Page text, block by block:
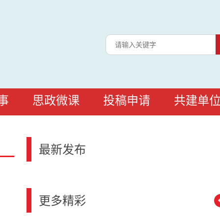
思政微课 投稿申请 共建单
最新发布
更多精彩